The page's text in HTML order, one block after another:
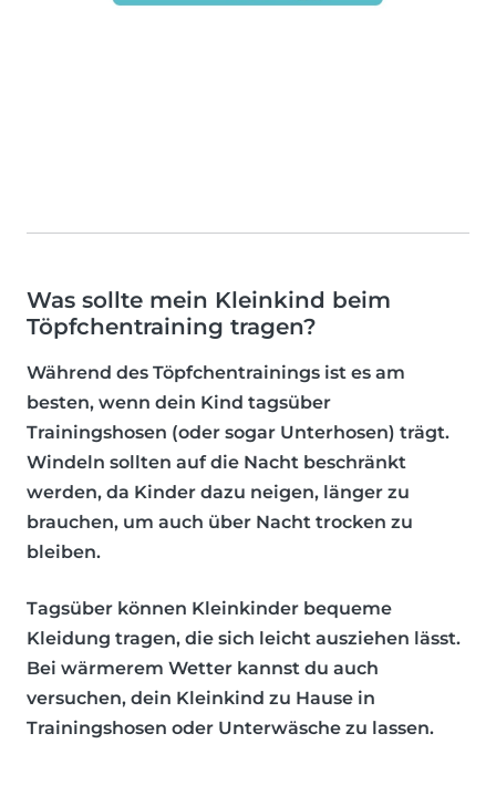
Was sollte mein Kleinkind beim
Töpfchentraining tragen?
Während des Töpfchentrainings ist es am
besten, wenn dein Kind tagsüber
Trainingshosen (oder sogar Unterhosen) trägt.
Windeln sollten auf die Nacht beschränkt
werden, da Kinder dazu neigen, länger zu
brauchen, um auch über Nacht trocken zu
bleiben.
Tagsüber können Kleinkinder bequeme
Kleidung tragen, die sich leicht ausziehen lässt.
Bei wärmerem Wetter kannst du auch
versuchen, dein Kleinkind zu Hause in
Trainingshosen oder Unterwäsche zu lassen.